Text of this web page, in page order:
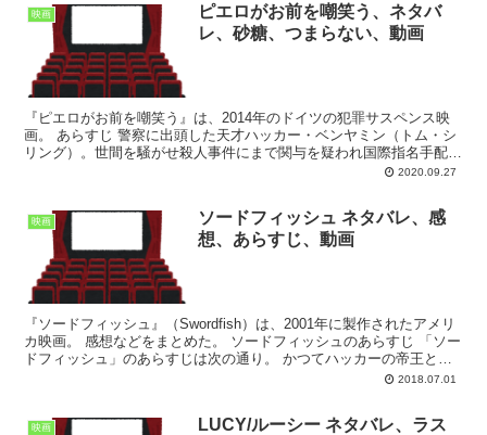
映画
ピエロがお前を嘲笑う、ネタバ
レ、砂糖、つまらない、動画
『ピエロがお前を嘲笑う』は、2014年のドイツの犯罪サスペンス映
画。 あらすじ 警察に出頭した天才ハッカー・ベンヤミン（トム・シ
リング）。世間を騒がせ殺人事件にまで関与を疑われ国際指名手配を
された。そのベンヤミンが自ら語りだした――学校では... 2020.09.27
映画
ソードフィッシュ ネタバレ、感
想、あらすじ、動画
『ソードフィッシュ』（Swordfish）は、2001年に製作されたアメリ
カ映画。 感想などをまとめた。 ソードフィッシュのあらすじ 「ソー
ドフィッシュ」のあらすじは次の通り。 かつてハッカーの帝王と呼
2018.07.01
映画
LUCY/ルーシー ネタバレ、ラス